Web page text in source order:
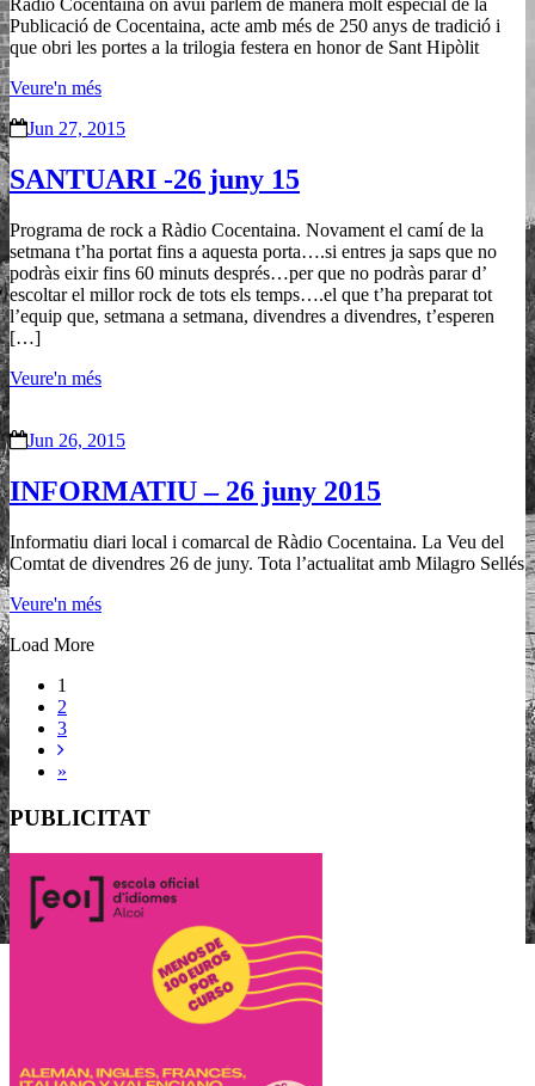
Ràdio Cocentaina on avui parlem de manera molt especial de la
Publicació de Cocentaina, acte amb més de 250 anys de tradició i
que obri les portes a la trilogia festera en honor de Sant Hipòlit
Veure'n més
Jun 27, 2015
SANTUARI -26 juny 15
Programa de rock a Ràdio Cocentaina. Novament el camí de la
setmana t’ha portat fins a aquesta porta….si entres ja saps que no
podràs eixir fins 60 minuts després…per que no podràs parar d’
escoltar el millor rock de tots els temps….el que t’ha preparat tot
l’equip que, setmana a setmana, divendres a divendres, t’esperen
[…]
Veure'n més
Jun 26, 2015
INFORMATIU – 26 juny 2015
Informatiu diari local i comarcal de Ràdio Cocentaina. La Veu del
Comtat de divendres 26 de juny. Tota l’actualitat amb Milagro Sellés
Veure'n més
Load More
1
2
3
»
PUBLICITAT